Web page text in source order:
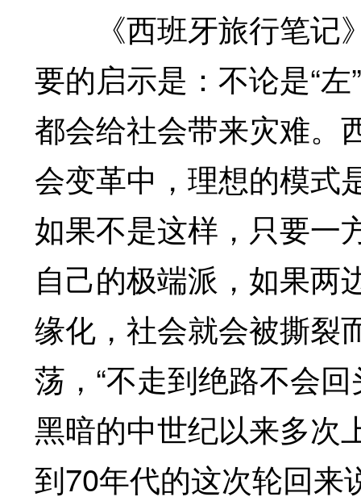
《西班牙旅行笔记
要的启示是：不论是“
都会给社会带来灾难。
会变革中，理想的模式
如果不是这样，只要一
自己的极端派，如果两
缘化，社会就会被撕裂
荡，“不走到绝路不会
黑暗的中世纪以来多次
到70年代的这次轮回来